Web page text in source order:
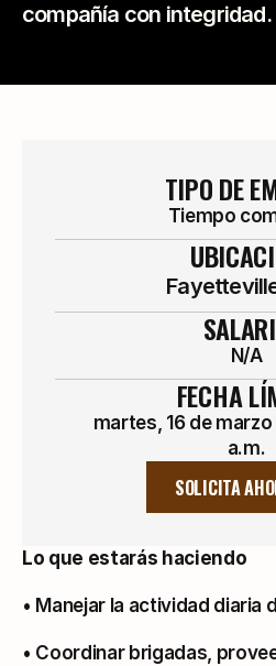
compañía con integridad.
TIPO DE
Tiempo
N/A
FECHA
martes, 16 de marzo
a.m.
SOLICITA
Lo que estarás haciendo
• Manejar la actividad diaria
• Coordinar brigadas,